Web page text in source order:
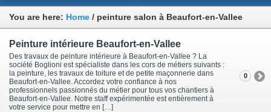
You are here: Home / peinture salon à Beaufort-en-Vallee
Peinture intérieure Beaufort-en-Vallee
Des travaux de peinture intérieure à Beaufort-en-Vallee ? La
société Boglioni est spécialiste dans les cors de métiers suivants :
la peinture, les travaux de toiture et de petite maçonnerie dans
Beaufort-en-Vallee. Accordez votre confiance à nos
professionnels passionnés du métier pour tous vos chantiers à
Beaufort-en-Vallee. Notre staff expérimentée est entièrement à
votre service pour mettre en […]
0